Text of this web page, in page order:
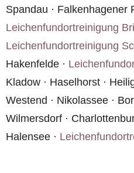
Spandau · Falkenhagener
Leichenfundortreinigung
Leichenfundortreinigung
Hakenfelde ·
Kladow · Haselhorst ·
Westend · Nikolassee ·
Wilmersdorf ·
Halensee ·